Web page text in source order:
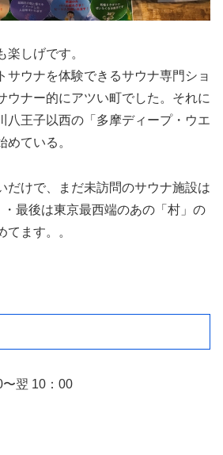
楽しげです。
サウナを体験できるサウナ専門ショ
ウナー的にアツい町でした。それに
八王子以西の「多摩ディープ・ウエ
めている。
だけで、まだ未訪問のサウナ施設は
最後は東京最西端のあの「村」の
てます。。
翌 10：00